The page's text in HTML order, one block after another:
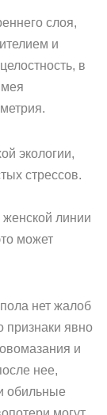
слоя,
и
в
экологии,
стрессов.
линии
может
нет жалоб
признаки явно
и
нее,
обильные